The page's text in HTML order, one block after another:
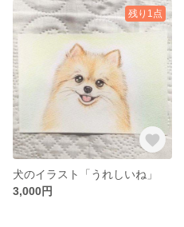
残り1点
犬のイラスト「うれしいね」
3,000円